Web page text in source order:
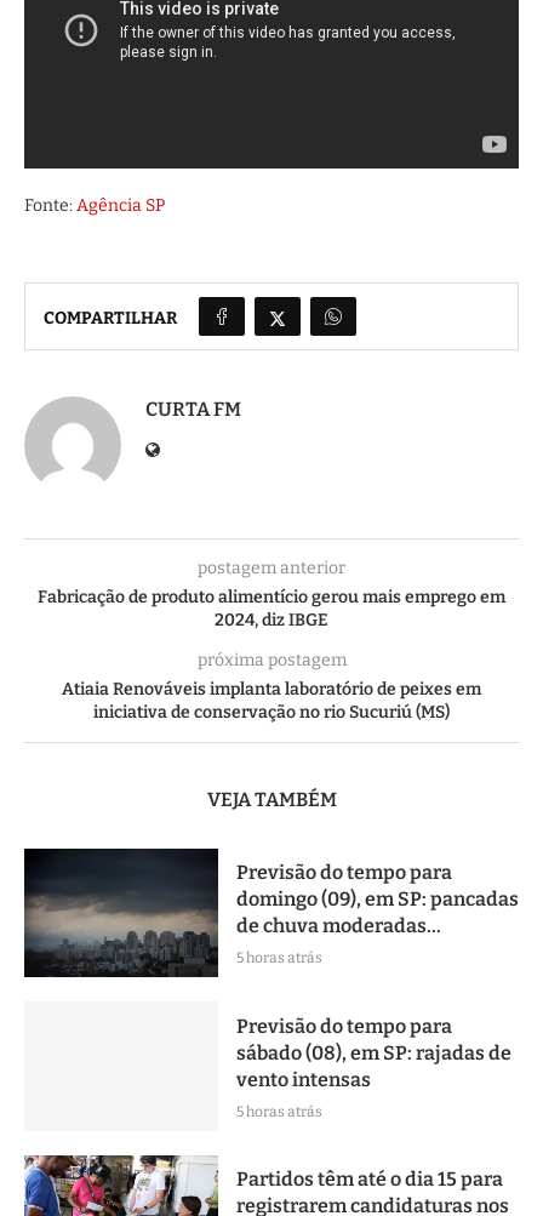
Fonte: Agência SP
COMPARTILHAR
CURTA FM
postagem anterior
Fabricação de produto alimentício gerou mais emprego em
2024, diz IBGE
próxima postagem
Atiaia Renováveis implanta laboratório de peixes em
iniciativa de conservação no rio Sucuriú (MS)
VEJA TAMBÉM
Previsão do tempo para
domingo (09), em SP: pancadas
de chuva moderadas...
5 horas atrás
Previsão do tempo para
sábado (08), em SP: rajadas de
vento intensas
5 horas atrás
Partidos têm até o dia 15 para
registrarem candidaturas nos